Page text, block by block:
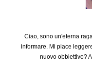
Ciao, sono un'eterna
informare. Mi piace
nuovo obbiettivo?